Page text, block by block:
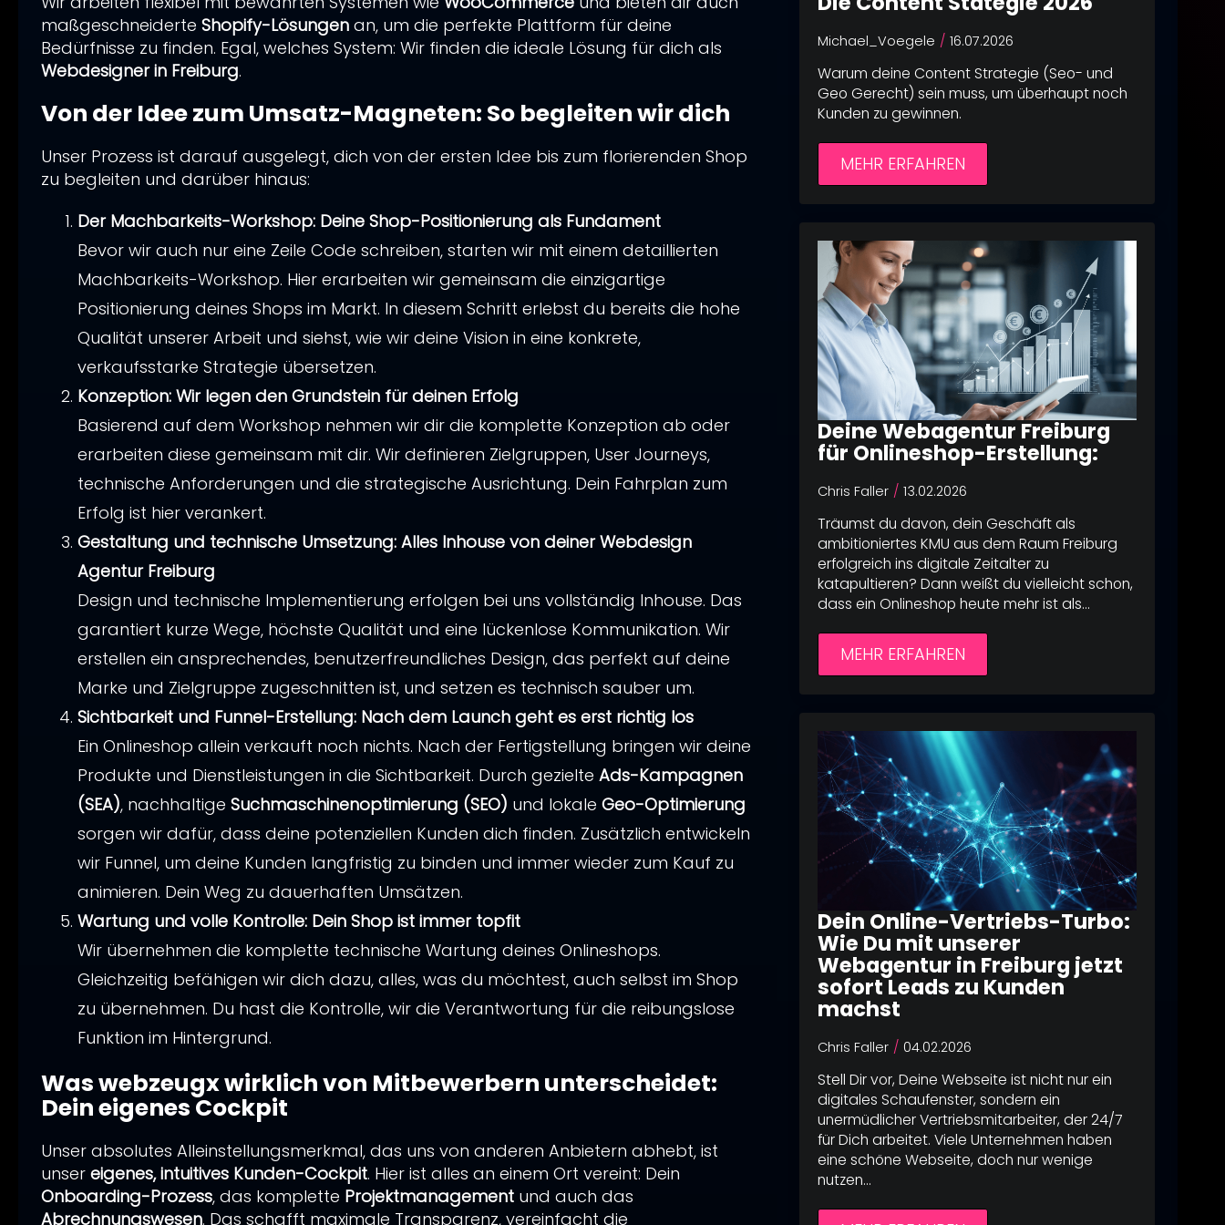
maßgeschneiderte Shopify-Lösungen an, um die perfekte Plattform für deine
Bedürfnisse zu finden. Egal, welches System: Wir finden die ideale Lösung für dich als
Webdesigner in Freiburg.
Von der Idee zum Umsatz-Magneten: So begleiten wir dich
Unser Prozess ist darauf ausgelegt, dich von der ersten Idee bis zum florierenden Shop
zu begleiten und darüber hinaus:
Der Machbarkeits-Workshop: Deine Shop-Positionierung als Fundament
Bevor wir auch nur eine Zeile Code schreiben, starten wir mit einem detaillierten
Machbarkeits-Workshop. Hier erarbeiten wir gemeinsam die einzigartige
Positionierung deines Shops im Markt. In diesem Schritt erlebst du bereits die hohe
Qualität unserer Arbeit und siehst, wie wir deine Vision in eine konkrete,
verkaufsstarke Strategie übersetzen.
Konzeption: Wir legen den Grundstein für deinen Erfolg
Basierend auf dem Workshop nehmen wir dir die komplette Konzeption ab oder
erarbeiten diese gemeinsam mit dir. Wir definieren Zielgruppen, User Journeys,
technische Anforderungen und die strategische Ausrichtung. Dein Fahrplan zum
Erfolg ist hier verankert.
Gestaltung und technische Umsetzung: Alles Inhouse von deiner Webdesign
Agentur Freiburg
Design und technische Implementierung erfolgen bei uns vollständig Inhouse. Das
garantiert kurze Wege, höchste Qualität und eine lückenlose Kommunikation. Wir
erstellen ein ansprechendes, benutzerfreundliches Design, das perfekt auf deine
Marke und Zielgruppe zugeschnitten ist, und setzen es technisch sauber um.
Sichtbarkeit und Funnel-Erstellung: Nach dem Launch geht es erst richtig los
Ein Onlineshop allein verkauft noch nichts. Nach der Fertigstellung bringen wir deine
Produkte und Dienstleistungen in die Sichtbarkeit. Durch gezielte Ads-Kampagnen
(SEA), nachhaltige Suchmaschinenoptimierung (SEO) und lokale Geo-Optimierung
sorgen wir dafür, dass deine potenziellen Kunden dich finden. Zusätzlich entwickeln
wir Funnel, um deine Kunden langfristig zu binden und immer wieder zum Kauf zu
animieren. Dein Weg zu dauerhaften Umsätzen.
Wartung und volle Kontrolle: Dein Shop ist immer topfit
Wir übernehmen die komplette technische Wartung deines Onlineshops.
Gleichzeitig befähigen wir dich dazu, alles, was du möchtest, auch selbst im Shop
zu übernehmen. Du hast die Kontrolle, wir die Verantwortung für die reibungslose
Funktion im Hintergrund.
Was webzeugx wirklich von Mitbewerbern unterscheidet:
Dein eigenes Cockpit
Unser absolutes Alleinstellungsmerkmal, das uns von anderen Anbietern abhebt, ist
unser eigenes, intuitives Kunden-Cockpit. Hier ist alles an einem Ort vereint: Dein
Onboarding-Prozess, das komplette Projektmanagement und auch das
Abrechnungswesen. Das schafft maximale Transparenz, vereinfacht die
Michael_Voegele 16.07.2026
Warum deine Content Strategie (Seo- und
Geo Gerecht) sein muss, um überhaupt noch
Kunden zu gewinnen.
MEHR ERFAHREN
Deine Webagentur Freiburg
für Onlineshop-Erstellung:
Chris Faller 13.02.2026
Träumst du davon, dein Geschäft als
ambitioniertes KMU aus dem Raum Freiburg
erfolgreich ins digitale Zeitalter zu
katapultieren? Dann weißt du vielleicht schon,
dass ein Onlineshop heute mehr ist als…
MEHR ERFAHREN
Dein Online-Vertriebs-Turbo:
Wie Du mit unserer
Webagentur in Freiburg jetzt
sofort Leads zu Kunden
machst
Chris Faller 04.02.2026
Stell Dir vor, Deine Webseite ist nicht nur ein
digitales Schaufenster, sondern ein
unermüdlicher Vertriebsmitarbeiter, der 24/7
für Dich arbeitet. Viele Unternehmen haben
eine schöne Webseite, doch nur wenige
nutzen…
Kein Papierkram:Wir übernehmen die komplette Abwicklung und
Antragstellung für dich.
*
*
Email
*
Telefonnummer
*
*
Ich stimme zu, dass meine Angaben aus dem Kontaktformular zur
Beantwortung meiner Anfrage erhoben und verarbeitet werden
dürfen. Ich habe die Datenschutzerklärunggelesen.
JETZT KOSTENFREIEN SEO-AUDIT SICHERN!
Webseite
Projekt-
Budget
Email
Telefonnummer
*
Message
*
Ich stimme zu, dass meine Angaben aus dem Kontaktformular zur
Beantwortung meiner Anfrage erhoben und verarbeitet werden
Webseite
Projekt-
Budget
Email
Telefonnummer
*
Message
*
Ich stimme zu, dass meine Angaben aus dem Kontaktformular zur
Beantwortung meiner Anfrage erhoben und verarbeitet werden
*
Email
Telefonnummer
NameIch stimme zu, dass meine Angaben aus dem Kontaktformular zur
Beantwortung meiner Anfrage erhoben und verarbeitet werden
dürfen. Ich habe dieDatenschutzerklärung
Potenzial‑Analyse erhalten →
Themen
*
*
*
Telefonnummer
*
*
Ich stimme zu, dass meine Angaben aus dem Kontaktformular zur
Beantwortung meiner Anfrage erhoben und verarbeitet werden
dürfen. Ich habe die Datenschutzerklärunggelesen.
Potenzial‑Analyse erhalten →